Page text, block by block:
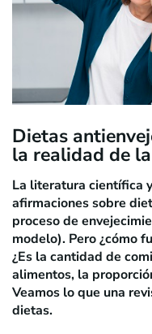
Dietas
la realidad de
La literatura científica
afirmaciones sobre
proceso de
modelo). Pero ¿cómo
¿Es la cantidad de
alimentos, la
Veamos lo que una
dietas.